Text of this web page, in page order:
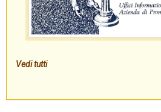
Vedi tutti